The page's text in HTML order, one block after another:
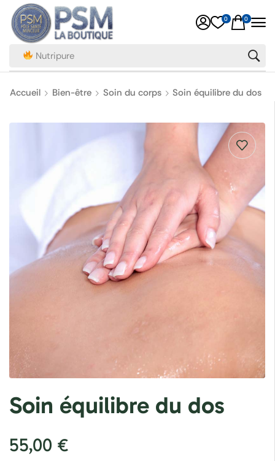
Nutripure
0 0
Accueil Bien-être Soin du corps Soin équilibre du dos
Soin équilibre du dos
55,00 €